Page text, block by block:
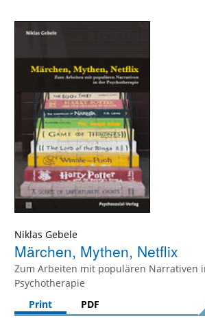
Niklas Gebele
Märchen, Mythen, Netflix
Zum Arbeiten mit populären Narrativen
Psychotherapie
Print
PDF